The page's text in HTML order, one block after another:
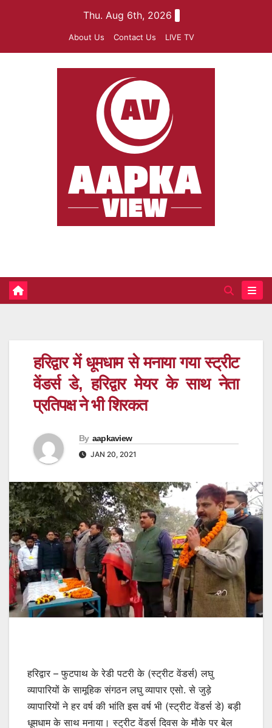
Thu. Aug 6th, 2026
About Us Contact Us LIVE TV
हरिद्वार में धूमधाम से मनाया गया स्ट्रीट
वेंडर्स डे, हरिद्वार मेयर के साथ नेता
प्रतिपक्ष ने भी शिरकत
By aapkaview
JAN 20, 2021
हरिद्वार – फुटपाथ के रेडी पटरी के (स्ट्रीट वेंडर्स) लघु
व्यापारियों के सामूहिक संगठन लघु व्यापार एसो. से जुड़े
व्यापारियों ने हर वर्ष की भांति इस वर्ष भी (स्ट्रीट वेंडर्स डे) बड़ी
धूमधाम के साथ मनाया। स्ट्रीट वेंडर्स दिवस के मौके पर बेल